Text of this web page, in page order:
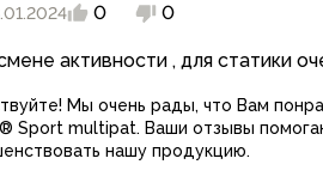
и гермоупаковка
0 0
активности , для статики
Мы очень рады, что Вам
Sport multipat. Ваши отзывы
нашу продукцию.